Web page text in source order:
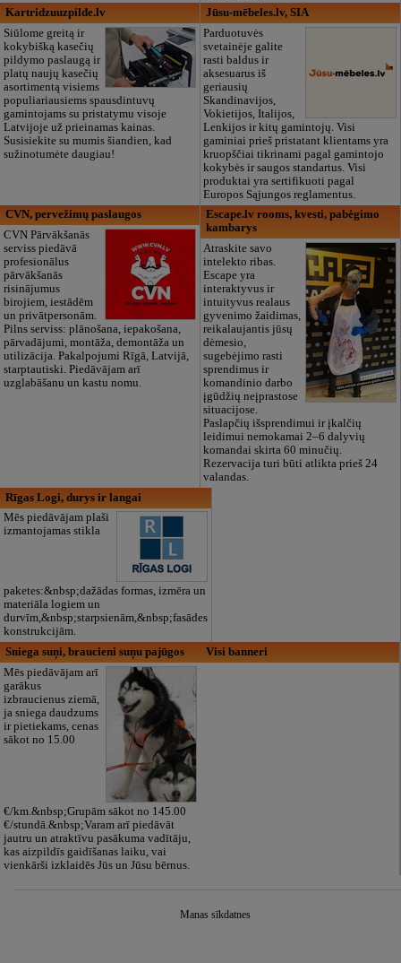
Kartridzuuzpilde.lv
Siūlome greitą ir
kokybišką kasečių
pildymo paslaugą ir
platų naujų kasečių
asortimentą visiems
populiariausiems spausdintuvų
gamintojams su pristatymu visoje
Latvijoje už prieinamas kainas.
Susisiekite su mumis šiandien, kad
sužinotumėte daugiau!
Jūsu-mēbeles.lv, SIA
Parduotuvės
svetainėje galite
rasti baldus ir
aksesuarus iš
geriausių
Skandinavijos,
Vokietijos, Italijos,
Lenkijos ir kitų gamintojų. Visi
gaminiai prieš pristatant klientams yra
kruopščiai tikrinami pagal gamintojo
kokybės ir saugos standartus. Visi
produktai yra sertifikuoti pagal
Europos Sąjungos reglamentus.
CVN, pervežimų paslaugos
CVN Pārvākšanās
serviss piedāvā
profesionālus
pārvākšanās
risinājumus
birojiem, iestādēm
un privātpersonām.
Pilns serviss: plānošana, iepakošana,
pārvadājumi, montāža, demontāža un
utilizācija. Pakalpojumi Rīgā, Latvijā,
starptautiski. Piedāvājam arī
uzglabāšanu un kastu nomu.
Escape.lv rooms, kvesti, pabėgimo
kambarys
Atraskite savo
intelekto ribas.
Escape yra
interaktyvus ir
intuityvus realaus
gyvenimo žaidimas,
reikalaujantis jūsų
dėmesio,
sugebėjimo rasti
sprendimus ir
komandinio darbo
įgūdžių neįprastose
situacijose.
Paslapčių išsprendimui ir įkalčių
leidimui nemokamai 2–6 dalyvių
komandai skirta 60 minučių.
Rezervacija turi būti atlikta prieš 24
valandas.
Rīgas Logi, durys ir langai
Mēs piedāvājam plaši
izmantojamas stikla
paketes:&nbsp;dažādas formas, izmēra un
materiāla logiem un
durvīm,&nbsp;starpsienām,&nbsp;fasādes
konstrukcijām.
Sniega suņi, braucieni suņu pajūgos
Mēs piedāvājam arī
garākus
izbraucienus ziemā,
ja sniega daudzums
ir pietiekams, cenas
sākot no 15.00
€/km.&nbsp;Grupām sākot no 145.00
€/stundā.&nbsp;Varam arī piedāvāt
jautru un atraktīvu pasākuma vadītāju,
kas aizpildīs gaidīšanas laiku, vai
vienkārši izklaidēs Jūs un Jūsu bērnus.
Visi banneri
Manas sīkdatnes